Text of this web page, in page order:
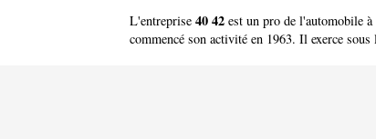
L'entreprise 40 42 est un pro de l'automobile à
commencé son activité en 1963. Il exerce